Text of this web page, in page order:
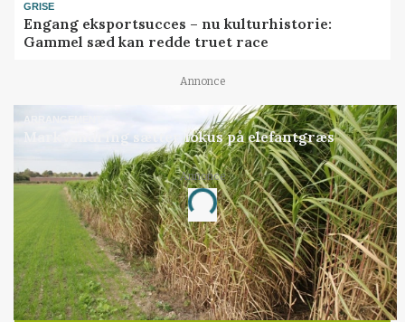
GRISE
Engang eksportsucces – nu kulturhistorie:
Gammel sæd kan redde truet race
Annonce
ARRANGEMENT
Markvandring sætter fokus på elefantgræs
Annonce
Loading...
Jobs
i samarbejde med